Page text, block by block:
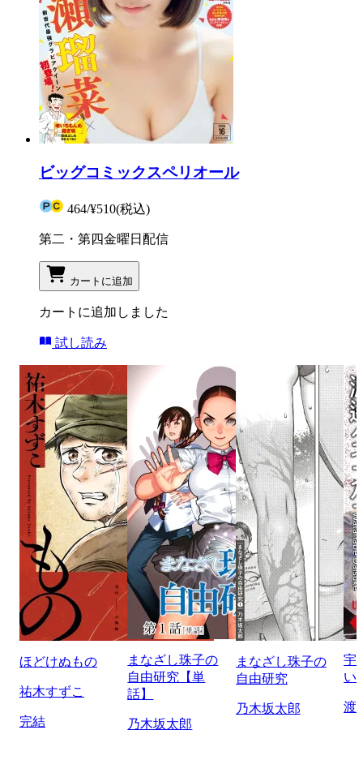
ビッグコミックスペリオール
464/¥510(税込)
第二・第四金曜日配信
カートに追加
カートに追加しました
試し読み
ほどけぬもの
祐木すずこ
完結
まなざし珠子の
自由研究【単
話】
乃木坂太郎
まなざし珠子の
自由研究
乃木坂太郎
宇
い
渡